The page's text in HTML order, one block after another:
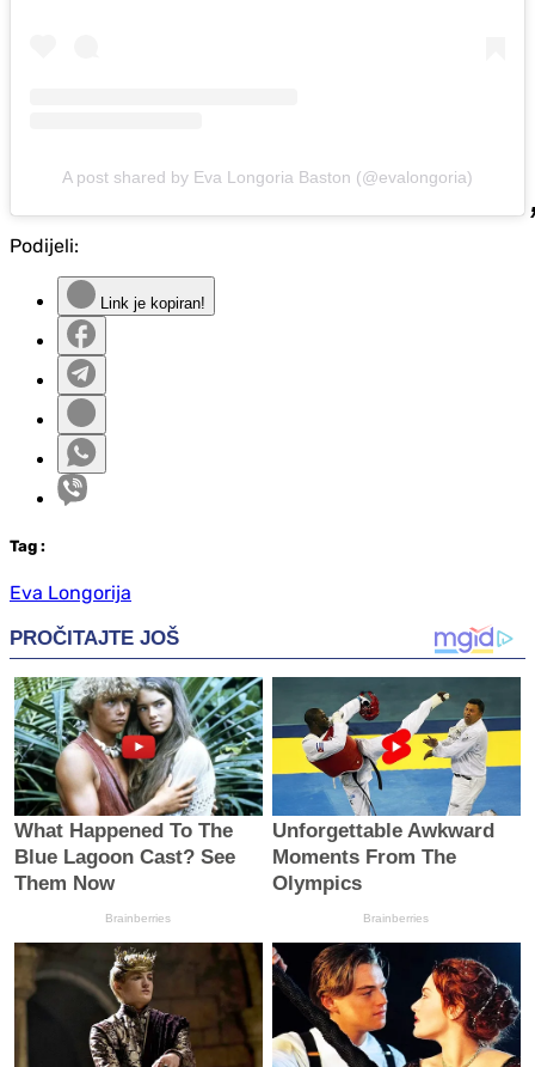
A post shared by Eva Longoria Baston (@evalongoria)
Podijeli:
Link je kopiran!
Tag :
Eva Longorija